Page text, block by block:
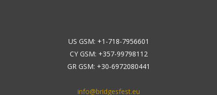
US GSM: +1-718-7956601
CY GSM: +357-99798112
GR GSM: +30-6972080441
info@bridgesfest.eu